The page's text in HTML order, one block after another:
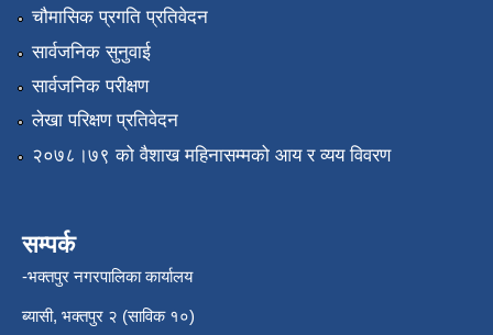
चौमासिक प्रगति प्रतिवेदन
सार्वजनिक सुनुवाई
सार्वजनिक परीक्षण
लेखा परिक्षण प्रतिवेदन
२०७८।७९ को वैशाख महिनासम्मको आय र व्यय विवरण
सम्पर्क
-भक्तपुर नगरपालिका कार्यालय
ब्यासी, भक्तपुर २ (साविक १०)